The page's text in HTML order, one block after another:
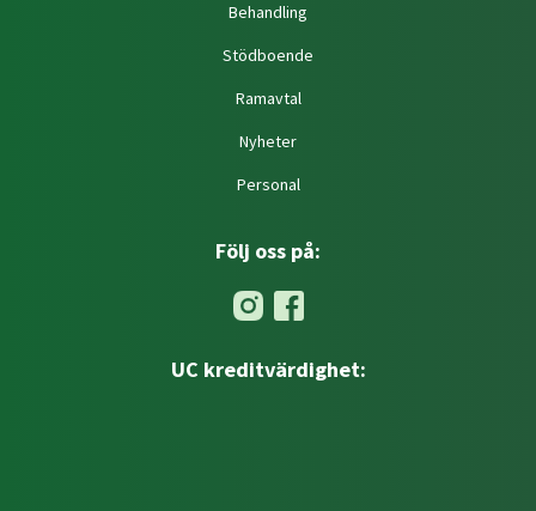
Behandling
Stödboende
Ramavtal
Nyheter
Personal
Följ oss på:
UC kreditvärdighet: